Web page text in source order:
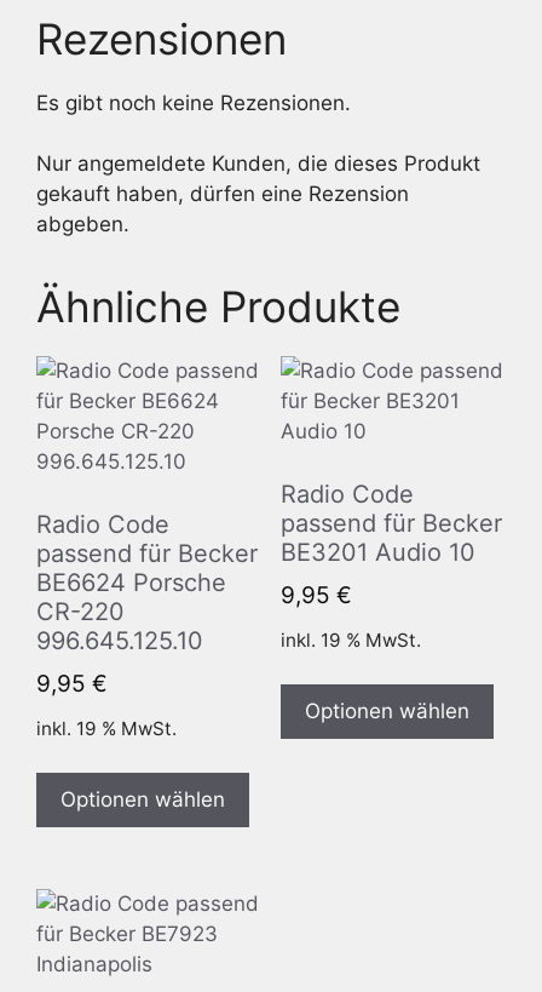
Rezensionen
Es gibt noch keine Rezensionen.
Nur angemeldete Kunden, die dieses Produkt
gekauft haben, dürfen eine Rezension
abgeben.
Ähnliche Produkte
Radio Code
passend für Becker
BE6624 Porsche
CR-220
996.645.125.10
9,95 €
inkl. 19 % MwSt.
Optionen wählen
Radio Code
passend für Becker
BE3201 Audio 10
9,95 €
inkl. 19 % MwSt.
Optionen wählen